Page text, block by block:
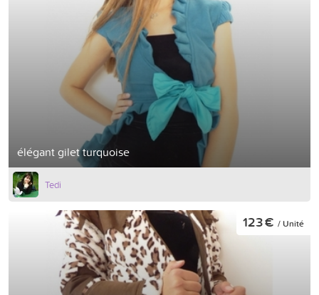
élégant gilet turquoise
Tedi
123 € / Unité